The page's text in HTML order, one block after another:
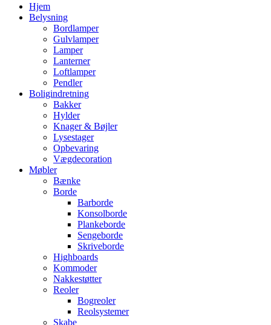
Hjem
Belysning
Bordlamper
Gulvlamper
Lamper
Lanterner
Loftlamper
Pendler
Boligindretning
Bakker
Hylder
Knager & Bøjler
Lysestager
Opbevaring
Vægdecoration
Møbler
Bænke
Borde
Barborde
Konsolborde
Plankeborde
Sengeborde
Skriveborde
Highboards
Kommoder
Nakkestøtter
Reoler
Bogreoler
Reolsystemer
Skabe